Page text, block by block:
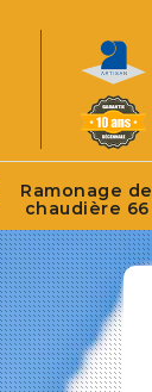
Ramonage de
chaudière 66